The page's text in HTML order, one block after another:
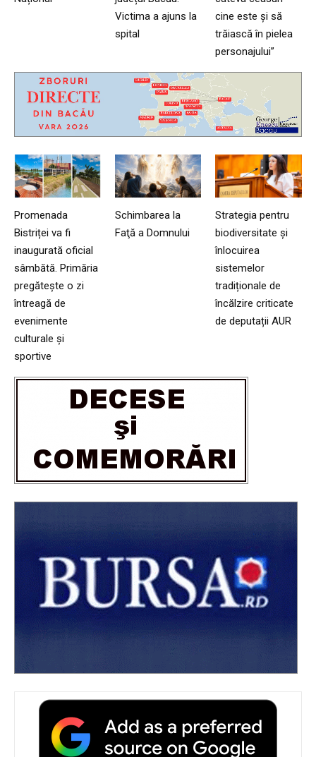
Victima a ajuns la
spital
cine este și să
trăiască în pielea
personajului”
Promenada
Bistriței va fi
inaugurată oficial
sâmbătă. Primăria
pregătește o zi
întreagă de
evenimente
culturale și
sportive
Schimbarea la
Faţă a Domnului
Strategia pentru
biodiversitate și
înlocuirea
sistemelor
tradiționale de
încălzire criticate
de deputații AUR